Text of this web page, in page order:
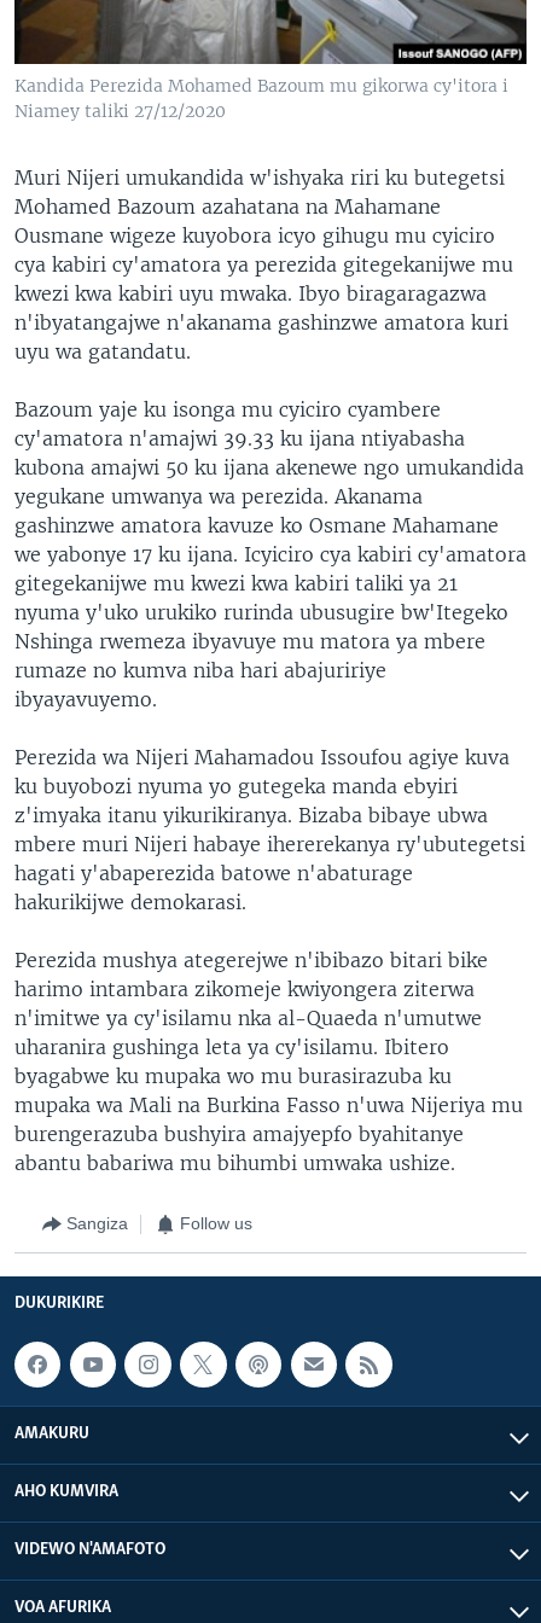
Kandida Perezida Mohamed Bazoum mu gikorwa cy'itora i
Niamey taliki 27/12/2020
Muri Nijeri umukandida w'ishyaka riri ku butegetsi
Mohamed Bazoum azahatana na Mahamane
Ousmane wigeze kuyobora icyo gihugu mu cyiciro
cya kabiri cy'amatora ya perezida gitegekanijwe mu
kwezi kwa kabiri uyu mwaka. Ibyo biragaragazwa
n'ibyatangajwe n'akanama gashinzwe amatora kuri
uyu wa gatandatu.
Bazoum yaje ku isonga mu cyiciro cyambere
cy'amatora n'amajwi 39.33 ku ijana ntiyabasha
kubona amajwi 50 ku ijana akenewe ngo umukandida
yegukane umwanya wa perezida. Akanama
gashinzwe amatora kavuze ko Osmane Mahamane
we yabonye 17 ku ijana. Icyiciro cya kabiri cy'amatora
gitegekanijwe mu kwezi kwa kabiri taliki ya 21
nyuma y'uko urukiko rurinda ubusugire bw'Itegeko
Nshinga rwemeza ibyavuye mu matora ya mbere
rumaze no kumva niba hari abajuririye
ibyayavuyemo.
Perezida wa Nijeri Mahamadou Issoufou agiye kuva
ku buyobozi nyuma yo gutegeka manda ebyiri
z'imyaka itanu yikurikiranya. Bizaba bibaye ubwa
mbere muri Nijeri habaye ihererekanya ry'ubutegetsi
hagati y'abaperezida batowe n'abaturage
hakurikijwe demokarasi.
Perezida mushya ategerejwe n'ibibazo bitari bike
harimo intambara zikomeje kwiyongera ziterwa
n'imitwe ya cy'isilamu nka al-Quaeda n'umutwe
uharanira gushinga leta ya cy'isilamu. Ibitero
byagabwe ku mupaka wo mu burasirazuba ku
mupaka wa Mali na Burkina Fasso n'uwa Nijeriya mu
burengerazuba bushyira amajyepfo byahitanye
abantu babariwa mu bihumbi umwaka ushize.
Sangiza Follow us
DUKURIKIRE
AMAKURU
AHO KUMVIRA
VIDEWO N'AMAFOTO
VOA AFURIKA